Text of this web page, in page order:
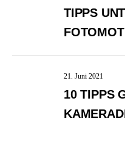
TIPPS
21. Juni 2021
10 TIPPS